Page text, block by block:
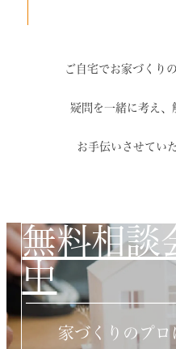
ご自宅でお家づくり
疑問を一緒に考え、
お手伝いさせてい
無料相談
中
家づくりのプロ